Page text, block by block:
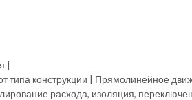
|
типа конструкции | Прямолинейное
расхода, изоляция,